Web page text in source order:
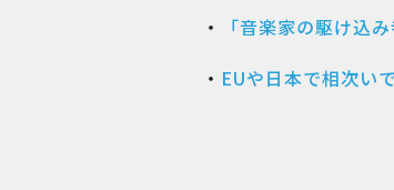
・
「音楽家の駆け込
・ EUや日本で相次い